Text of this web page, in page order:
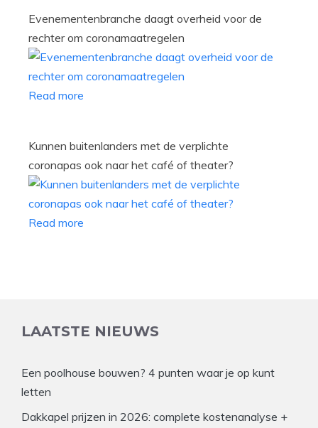
Evenementenbranche daagt overheid voor de
rechter om coronamaatregelen
Read more
Kunnen buitenlanders met de verplichte
coronapas ook naar het café of theater?
Read more
LAATSTE NIEUWS
Een poolhouse bouwen? 4 punten waar je op kunt
letten
Dakkapel prijzen in 2026: complete kostenanalyse +